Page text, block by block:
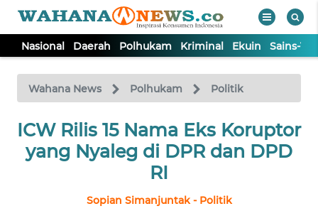
Nasional Daerah Polhukam Kriminal Ekuin Sains-
Wahana News Polhukam Politik
ICW Rilis 15 Nama Eks Koruptor
yang Nyaleg di DPR dan DPD
RI
Sopian Simanjuntak - Politik
TV
Tutup
NASIONAL